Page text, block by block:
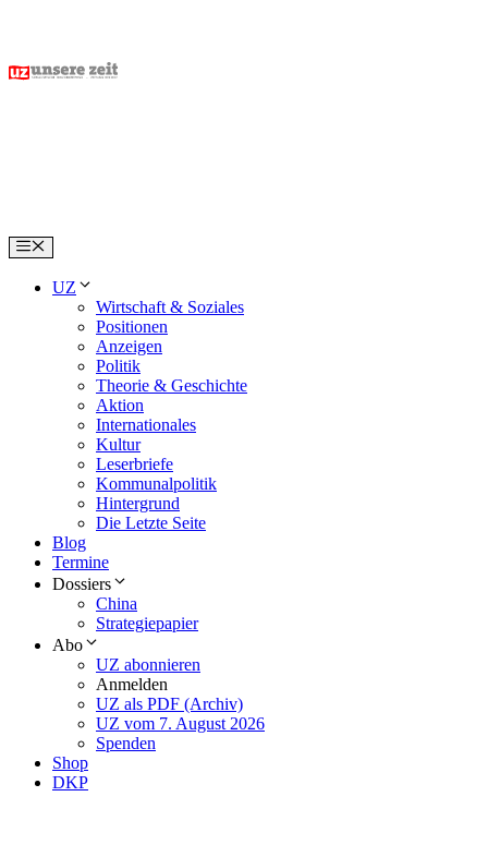
content
Menu
UZ
Wirtschaft & Soziales
Positionen
Anzeigen
Politik
Theorie & Geschichte
Aktion
Internationales
Kultur
Leserbriefe
Kommunalpolitik
Hintergrund
Die Letzte Seite
Blog
Termine
Dossiers
China
Strategiepapier
Abo
UZ abonnieren
Anmelden
UZ als PDF (Archiv)
UZ vom 7. August 2026
Spenden
Shop
DKP